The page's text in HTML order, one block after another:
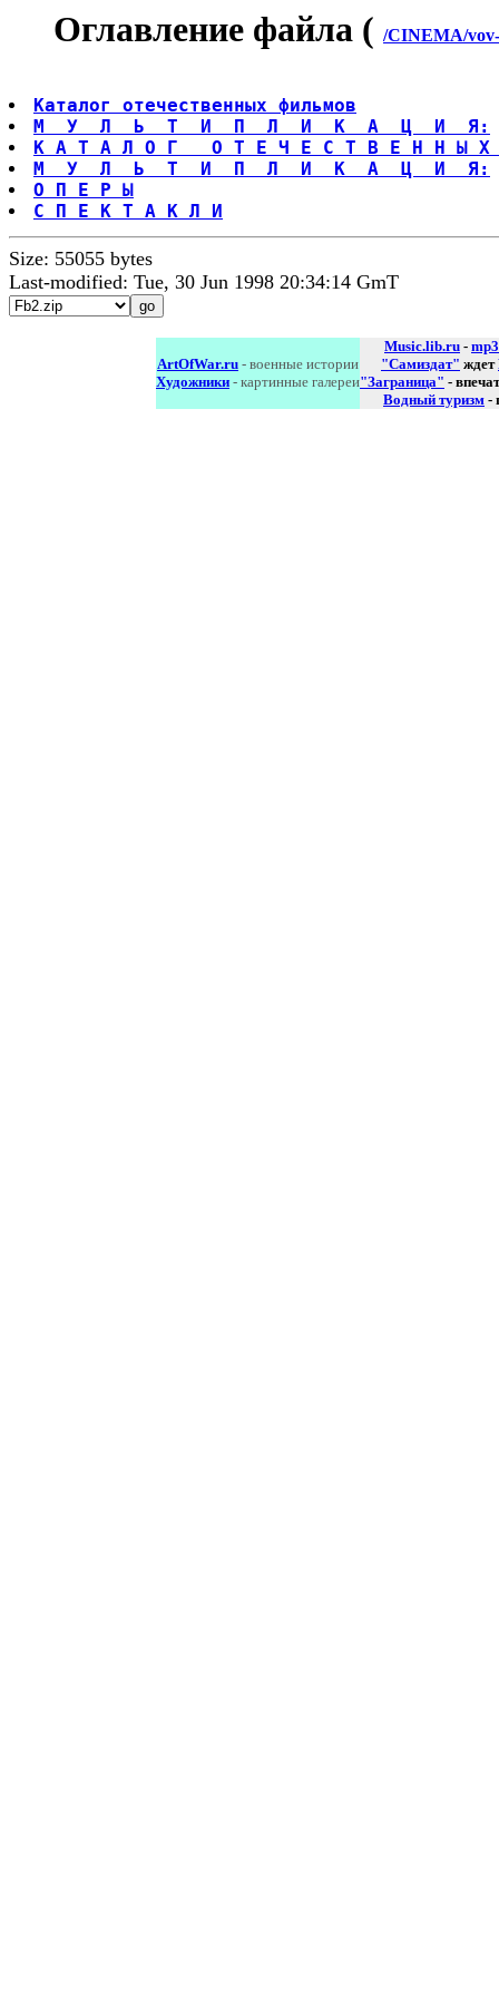
Оглавление файла ( /CINEMA/
Каталог отечественных фильмов
М  У  Л  Ь  Т  И  П  Л  И  К  А  Ц  И  Я:
К А Т А Л О Г   О Т Е Ч Е С Т В Е Н Н Ы
М  У  Л  Ь  Т  И  П  Л  И  К  А  Ц  И  Я:
О П Е Р Ы
С П Е К Т А К Л И
Size: 55055 bytes
Last-modified: Tue, 30 Jun 1998 20:34:14 GmT
ArtOfWar.ru - военные истории
Художники - картинные галереи
Music.lib.ru - mp3
"Самиздат" ждет
"Заграница" -
Водный туризм -